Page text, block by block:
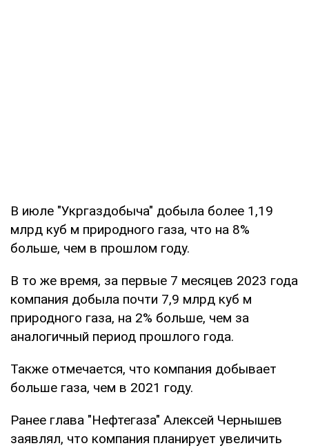
В июле "Укргаздобыча" добыла более 1,19
млрд куб м природного газа, что на 8%
больше, чем в прошлом году.
В то же время, за первые 7 месяцев 2023 года
компания добыла почти 7,9 млрд куб м
природного газа, на 2% больше, чем за
аналогичный период прошлого года.
Также отмечается, что компания добывает
больше газа, чем в 2021 году.
Ранее глава "Нефтегаза" Алексей Чернышев
заявлял, что компания планирует увеличить